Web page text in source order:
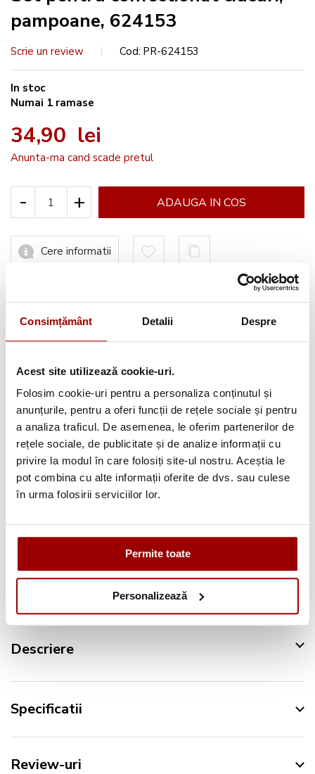
Consimțământ Detalii Despre
Acest site utilizează cookie-uri.
Folosim cookie-uri pentru a personaliza conținutul și
anunțurile, pentru a oferi funcții de rețele sociale și pentru
a analiza traficul. De asemenea, le oferim partenerilor de
rețele sociale, de publicitate și de analize informații cu
privire la modul în care folosiți site-ul nostru. Aceștia le
pot combina cu alte informații oferite de dvs. sau culese
în urma folosirii serviciilor lor.
Permite toate
Personalizează
pampoane, 624153
Scrie un review Cod PR-624153
In stoc
Numai 1 ramase
34,90 lei
Anunta-ma cand scade pretul
- + ADAUGA IN COS
Cere informatii
Avantajele tale:
Consultantaprofesionala
Deschidere colet
la livrare
Pana la 12 ratefara dobanda
Descriere
Specificatii
Review-uri